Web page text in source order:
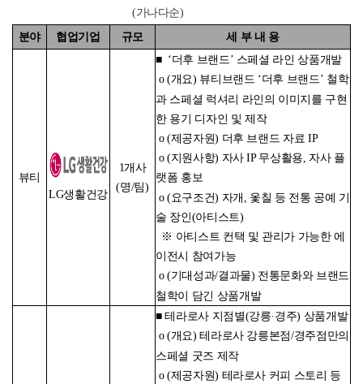
(가나다순)
분야 협업기업 규모 세 부 내 용
뷰티
LG생활건강
1개사
(명/팀)
■ ‘더후 브랜드’ 스페셜 라인 상품개발
o (개요) 뷰티브랜드 ‘더후 브랜드’ 철학
과 스페셜 럭셔리 라인의 이미지를 구현
한 용기 디자인 및 제작
o (제공자원) 더후 브랜드 자료 IP
o (지원사항) 자사 IP 무상활용, 자사 플
랫폼 홍보
o (요구조건) 자개, 옻칠 등 전통 공예 기
술 장인(아티스트)
※ 아티스트 컨택 및 관리가 가능한 에
이전시 참여가능
o (기대성과/결과물) 전통문화와 브랜드
철학이 담긴 상품개발
■ 테라로사 지점별(강릉·경주) 상품개발
o (개요) 테라로사 강릉본점/경주점만의
스페셜 굿즈 제작
o (제공자원) 테라로사 커피 스토리 등